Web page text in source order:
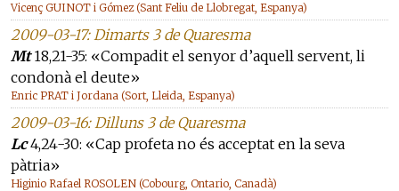
Vicenç GUINOT i Gómez (Sant Feliu de Llobregat, Espanya)
2009-03-17: Dimarts 3 de Quaresma
Mt18,21-35: «Compadit el senyor d’aquell servent, li
condonà el deute»
Enric PRAT i Jordana (Sort, Lleida, Espanya)
2009-03-16: Dilluns 3 de Quaresma
Lc4,24-30: «Cap profeta no és acceptat en la seva
pàtria»
Higinio Rafael ROSOLEN (Cobourg, Ontario, Canadà)